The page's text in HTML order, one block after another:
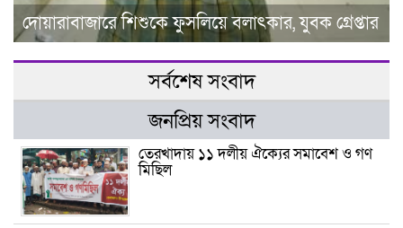
দোয়ারাবাজারে শিশুকে ফুসলিয়ে বলাৎকার, যুবক গ্রেপ্তার
সর্বশেষ সংবাদ
জনপ্রিয় সংবাদ
তেরখাদায় ১১ দলীয় ঐক্যের সমাবেশ ও গণ
মিছিল